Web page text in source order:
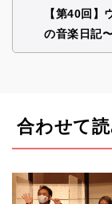
【第40回】
の音楽日記
合わせて